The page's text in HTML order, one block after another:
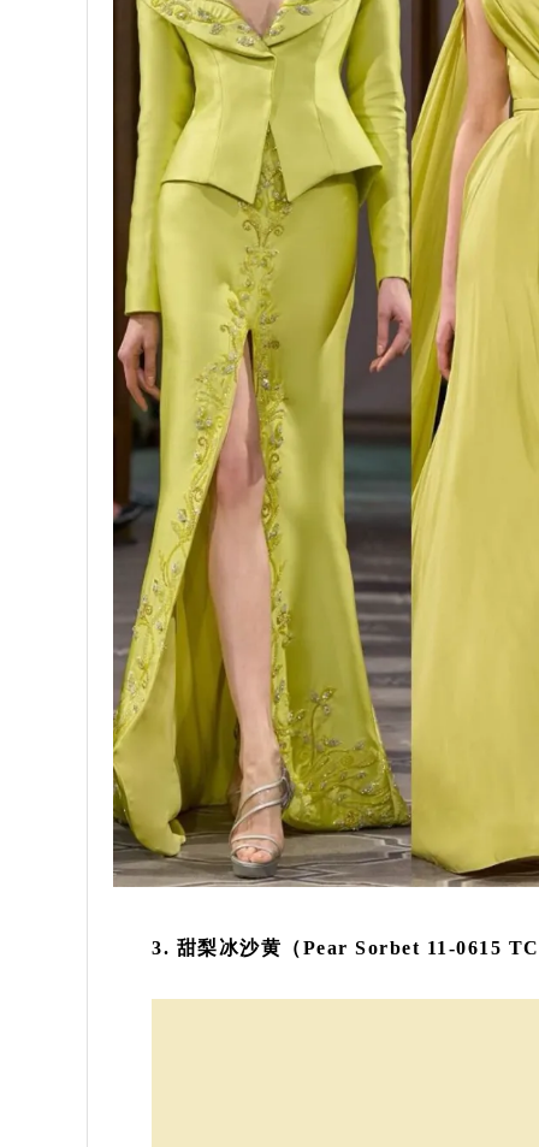
3. 甜梨冰沙黄（Pear Sorbet 11-0615